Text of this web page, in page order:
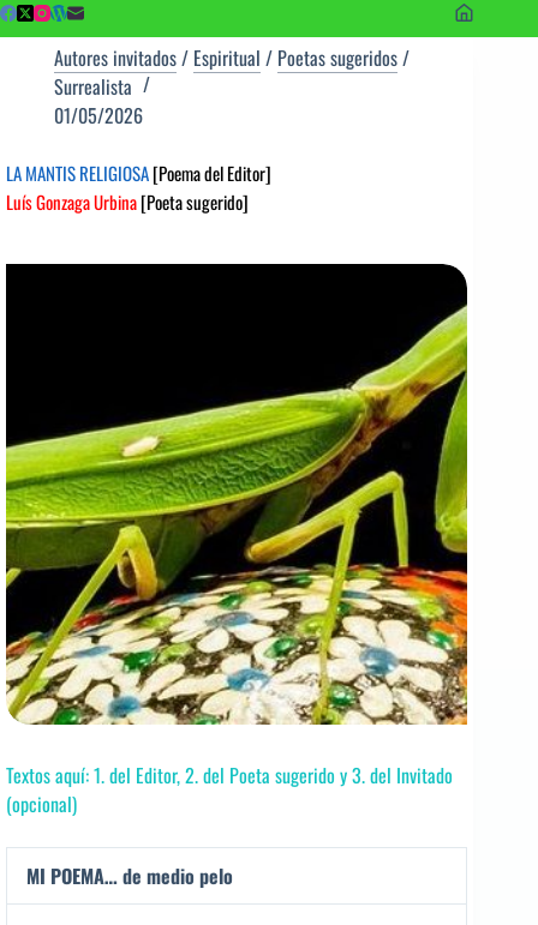
Autores invitados/ Espiritual / Poetas sugeridos/
Surrealista
01/05/2026
LA MANTIS RELIGIOSA[Poema del Editor]
Luís Gonzaga Urbina[Poeta sugerido]
Textos aquí: 1. del Editor, 2. del Poeta sugerido y 3. del Invitado
(opcional)
MI POEMA… de medio pelo